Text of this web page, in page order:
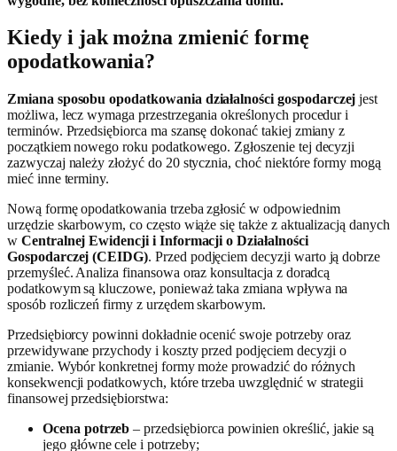
Kiedy i jak można zmienić formę
opodatkowania?
Zmiana sposobu opodatkowania działalności gospodarczej jest
możliwa, lecz wymaga przestrzegania określonych procedur i
terminów. Przedsiębiorca ma szansę dokonać takiej zmiany z
początkiem nowego roku podatkowego. Zgłoszenie tej decyzji
zazwyczaj należy złożyć do 20 stycznia, choć niektóre formy mogą
mieć inne terminy.
Nową formę opodatkowania trzeba zgłosić w odpowiednim
urzędzie skarbowym, co często wiąże się także z aktualizacją danych
w Centralnej Ewidencji i Informacji o Działalności
Gospodarczej (CEIDG). Przed podjęciem decyzji warto ją dobrze
przemyśleć. Analiza finansowa oraz konsultacja z doradcą
podatkowym są kluczowe, ponieważ taka zmiana wpływa na
sposób rozliczeń firmy z urzędem skarbowym.
Przedsiębiorcy powinni dokładnie ocenić swoje potrzeby oraz
przewidywane przychody i koszty przed podjęciem decyzji o
zmianie. Wybór konkretnej formy może prowadzić do różnych
konsekwencji podatkowych, które trzeba uwzględnić w strategii
finansowej przedsiębiorstwa:
Ocena potrzeb – przedsiębiorca powinien określić, jakie są
jego główne cele i potrzeby;